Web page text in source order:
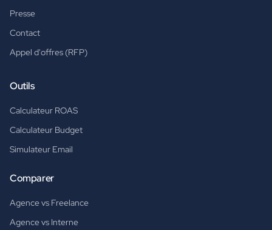
Presse
Contact
Appel d'offres (RFP)
Outils
Calculateur ROAS
Calculateur Budget
Simulateur Email
Comparer
Agence vs Freelance
Agence vs Interne